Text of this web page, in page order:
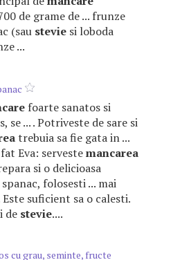
de grame de ... frunze
(sau stevie si loboda
...
foarte sanatos si
se ... . Potriveste de sare si
trebuia sa fie gata in ...
Eva: servestemancarea
si o delicioasa
folosesti ... mai
Este suficient sa o calesti.
de stevie....
cu grau, seminte, fructe